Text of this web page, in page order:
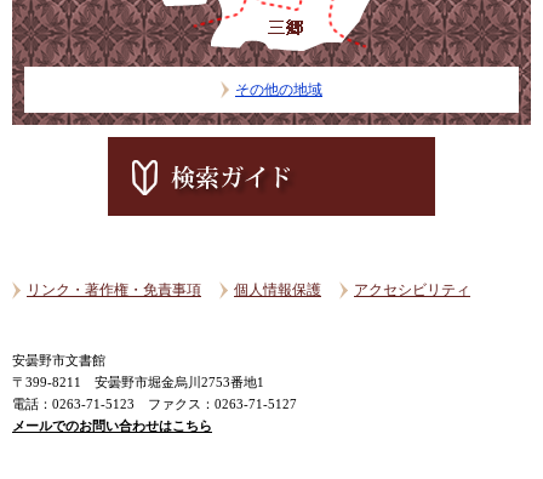
その他の地域
リンク・著作権・免責事項 個人情報保護 アクセシビリティ
安曇野市文書館
〒399-8211 安曇野市堀金烏川2753番地1
電話：0263-71-5123 ファクス：0263-71-5127
メールでのお問い合わせはこちら